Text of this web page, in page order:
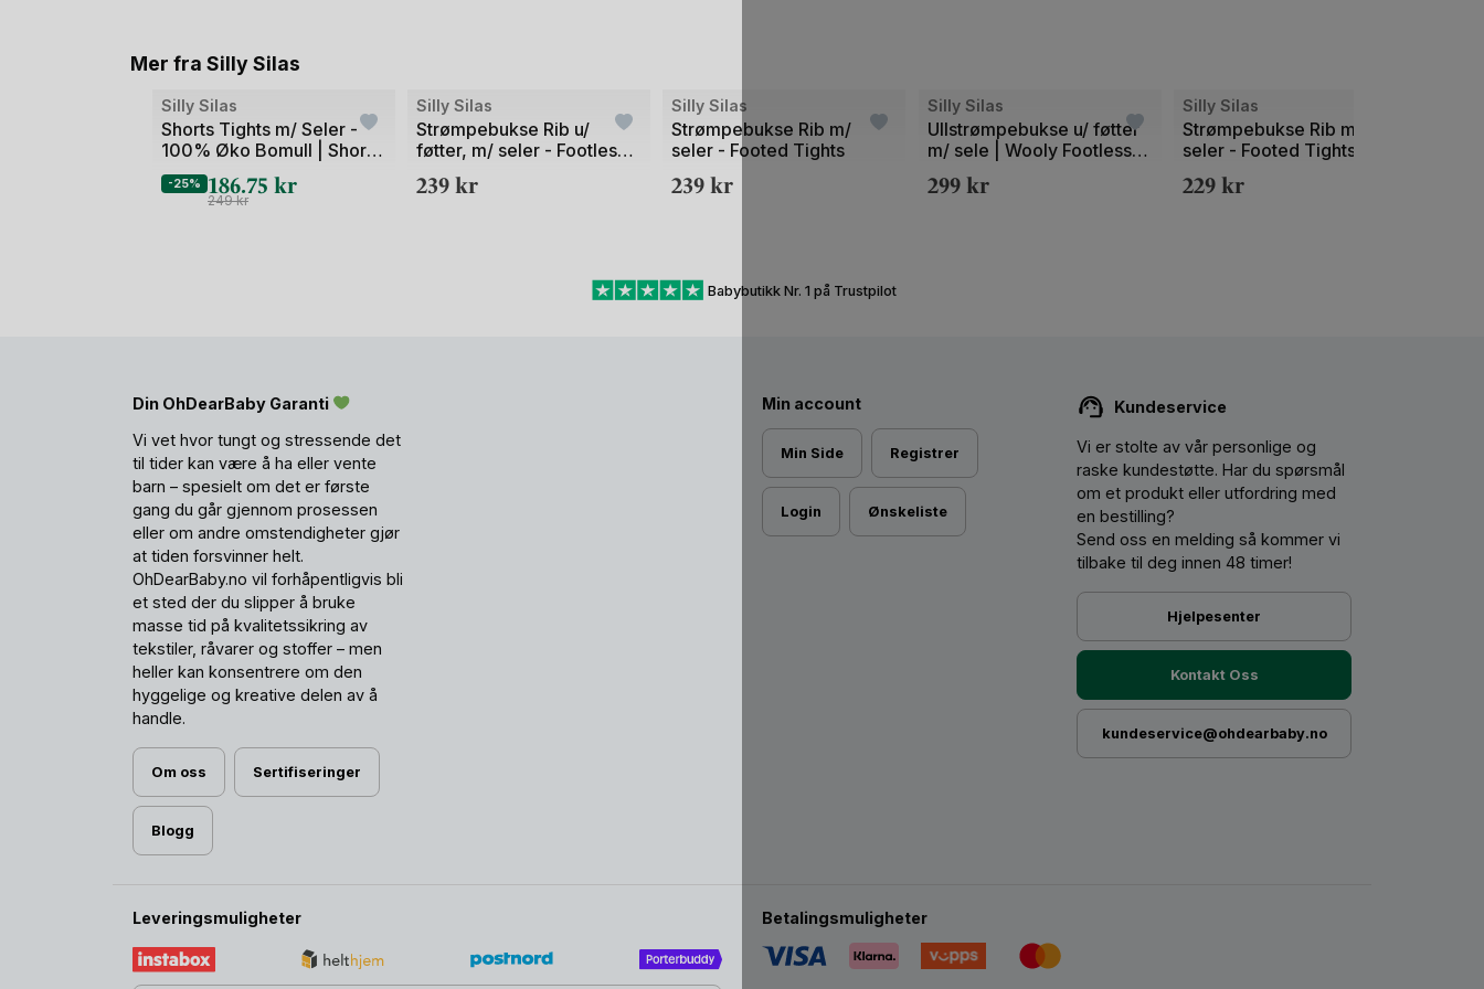
Mer fra Silly Silas
Silly Silas
Shorts Tights m/ Seler -
100% Øko Bomull | Shorty
Tights Rib
-25% 186.75 kr
249kr
Silly Silas
Strømpebukse Rib u/
føtter, m/ seler - Footless
Tights
239kr
Silly Silas
Strømpebukse Rib m/
seler - Footed Tights
239kr
Silly Silas
Ullstrømpebukse u/ føtter
m/ sele | Wooly Footless
Tights
299kr
Silly Silas
Strømpebukse Rib m/
seler - Footed Tights |
Special Edition
229kr
Babybutikk Nr. 1 på Trustpilot
Din OhDearBaby Garanti
Vi vet hvor tungt og stressende det
til tider kan være å ha eller vente
barn – spesielt om det er første
gang du går gjennom prosessen
eller om andre omstendigheter gjør
at tiden forsvinner helt.
OhDearBaby.no vil forhåpentligvis bli
et sted der du slipper å bruke
masse tid på kvalitetssikring av
tekstiler, råvarer og stoffer – men
heller kan konsentrere om den
hyggelige og kreative delen av å
handle.
Om oss Sertifiseringer
Blogg
Min account
Min Side Registrer
Login Ønskeliste
Kundeservice
Vi er stolte av vår personlige og
raske kundestøtte. Har du spørsmål
om et produkt eller utfordring med
en bestilling?
Send oss ​​en melding så kommer vi
tilbake til deg innen 48 timer!
Hjelpesenter
Kontakt Oss
kundeservice@ohdearbaby.no
Leveringsmuligheter Betalingsmuligheter